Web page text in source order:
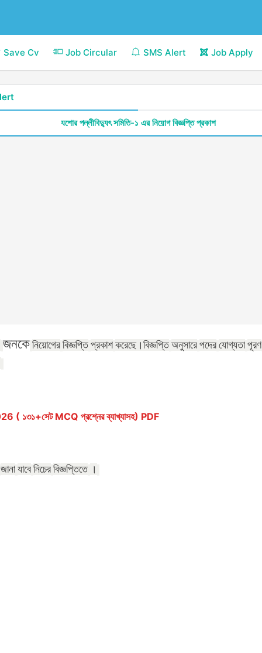
Save Cv Job Circular SMS Alert Job Apply
যশোর পল্লীবিদ্যুৎ সমিতি-১ এর নিয়োগ বিজ্ঞপ্তি প্রকাশ
জনকে নিয়োগের বিজ্ঞপ্তি প্রকাশ করেছে। বিজ্ঞপ্তি অনুসারে পদের যোগ্যতা পূরণ
MCQ প্রশ্নের ব্যাখ্যাসহ) PDF
জানা যাবে নিচের বিজ্ঞপ্তিতে ।